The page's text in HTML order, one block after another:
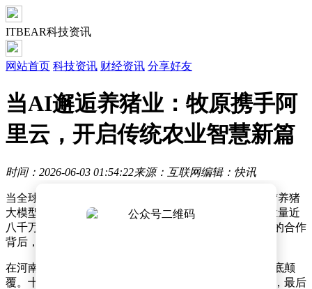
ITBEAR科技资讯
网站首页 科技资讯 财经资讯 分享好友
当AI邂逅养猪业：牧原携手阿
里云，开启传统农业智慧新篇
时间：2026-06-03 01:54:22来源：互联网编辑：快讯
当全球最大养猪企业与国内头部科技公司宣布联手打造“养猪
大模型”时，舆论场瞬间沸腾。一家深耕生猪养殖年出栏量近
八千万头，另一家掌握云计算核心技术，这场看似跨界的合作
背后，折射出中国农业正在经历的深刻变革。
在河南牧原的现代化育种中心，传统养殖场的印象被彻底颠
覆。十三层白色建筑群内，空气经过四级过滤系统净化，最后